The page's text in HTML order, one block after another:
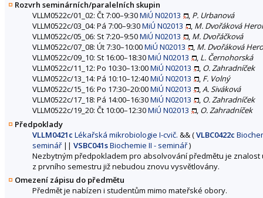
Rozvrh seminárních/paralelních skupin
VLLM0522c/01_02: Čt 7:00–9:30MiÚ N02013 , P. Urbanová
VLLM0522c/03_04: Pá 7:00–9:30MiÚ N02013 , M. Dvořáková
VLLM0522c/05_06: St 7:20–9:50MiÚ N02013 , M. Dvořáčková
VLLM0522c/07_08: Út 7:30–10:00MiÚ N02013 , M. Dvořáková
VLLM0522c/09_10: St 16:00–18:30MiÚ N02013 , L. Černohorská
VLLM0522c/11_12: Po 10:30–13:00MiÚ N02013 , O. Zahradníček
VLLM0522c/13_14: Pá 10:10–12:40MiÚ N02013 , F. Volný
VLLM0522c/15_16: Po 17:30–20:00MiÚ N02013 ,A. Siváková
VLLM0522c/17_18: Pá 14:00–16:30MiÚ N02013 , O. Zahradníček
VLLM0522c/19_20: Čt 10:00–12:30MiÚ N02013 , O. Zahradníček
Předpoklady
VLLM0421c Lékařská mikrobiologie I-cvič. &&(VLBC0422c
seminář || VSBC041sBiochemie II - seminář)
Nezbytným předpokladem pro absolvování předmětu je znalost
z prvního semestru již nebudou znovu vysvětlovány.
Omezení zápisu do předmětu
Předmět je nabízen i studentům mimo mateřské obory.